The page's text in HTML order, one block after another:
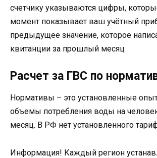
счетчику указываются цифры,
момент показывает ваш учётный
предыдущее значение, которое
квитанции за прошлый месяц
Расчет за ГВС по
Нормативы – это установленные
объемы потребления воды на
месяц. В РФ нет установленного
Информация! Каждый регион